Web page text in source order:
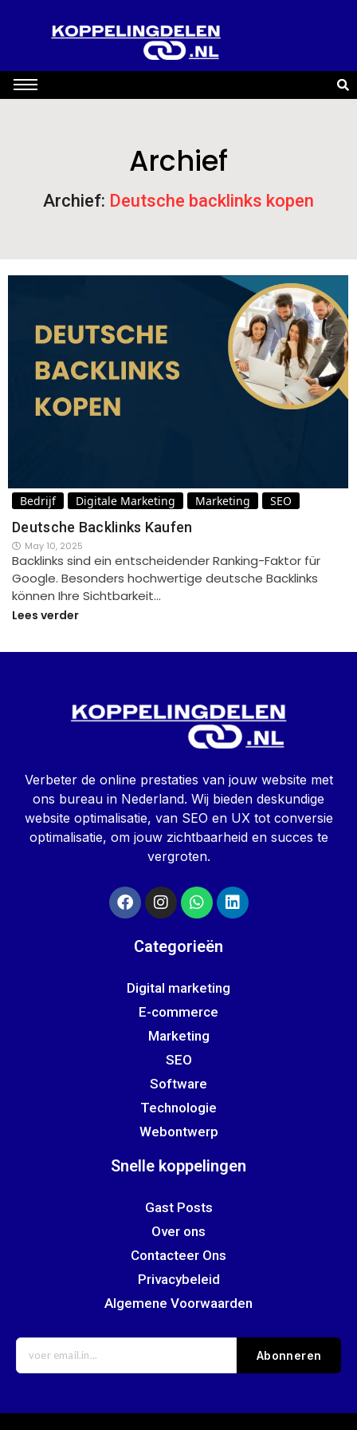
Archief
Archief: Deutsche backlinks kopen
Bedrijf Digitale Marketing Marketing SEO
Deutsche Backlinks Kaufen
May 10, 2025
Backlinks sind ein entscheidender Ranking-Faktor für
Google. Besonders hochwertige deutsche Backlinks
können Ihre Sichtbarkeit…
Lees verder
Verbeter de online prestaties van jouw website met
ons bureau in Nederland. Wij bieden deskundige
website optimalisatie, van SEO en UX tot conversie
optimalisatie, om jouw zichtbaarheid en succes te
vergroten.
Categorieën
Digital marketing
E-commerce
Marketing
SEO
Software
Technologie
Webontwerp
Snelle koppelingen
Gast Posts
Over ons
Contacteer Ons
Privacybeleid
Algemene Voorwaarden
Abonneren